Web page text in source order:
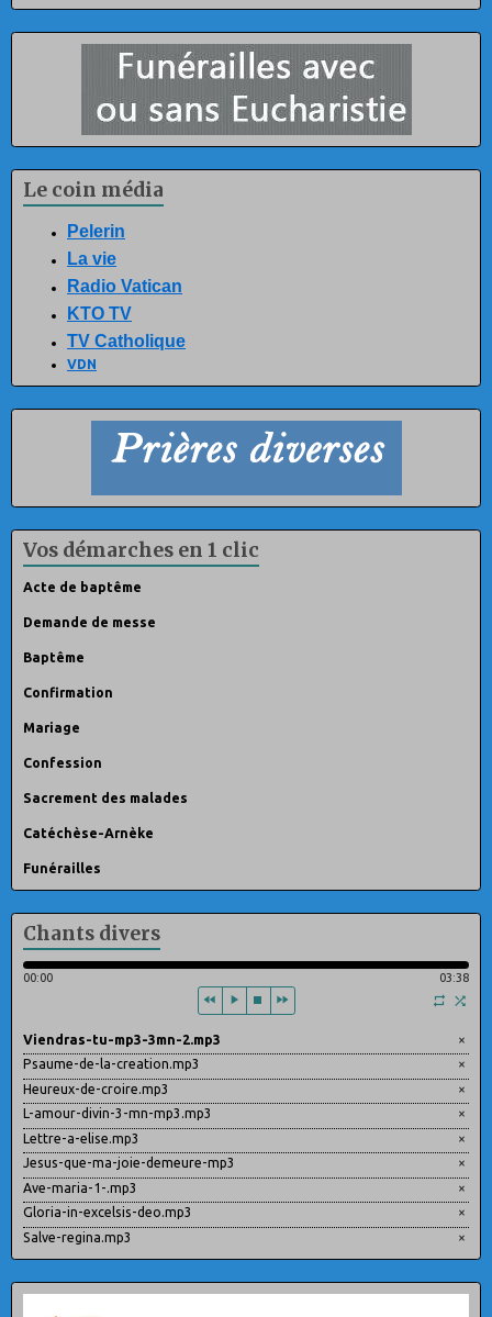
Le coin média
Pelerin
La vie
Radio Vatican
KTO TV
TV Catholique
VDN
Vos démarches en 1 clic
Acte de baptême
Demande de messe
Baptême
Confirmation
Mariage
Confession
Sacrement des malades
Catéchèse-Arnèke
Funérailles
Chants divers
00:00 03:38
×
Viendras-tu-mp3-3mn-2.mp3
×
Psaume-de-la-creation.mp3
×
Heureux-de-croire.mp3
×
L-amour-divin-3-mn-mp3.mp3
×
Lettre-a-elise.mp3
×
Jesus-que-ma-joie-demeure-mp3
×
Ave-maria-1-.mp3
×
Gloria-in-excelsis-deo.mp3
×
Salve-regina.mp3